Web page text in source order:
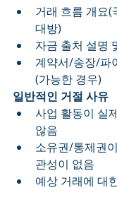
거래 흐름 개요(
대방)
자금 출처 설명
계약서/송장/파
(가능한 경우)
일반적인 거절 사유
사업 활동이 실
않음
소유권/통제권
관성이 없음
예상 거래에 대